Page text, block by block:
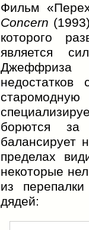
Фильм
Concern
которого
является
Джеффриза
борются за
балансирует
пределах
некоторые
из
дядей: